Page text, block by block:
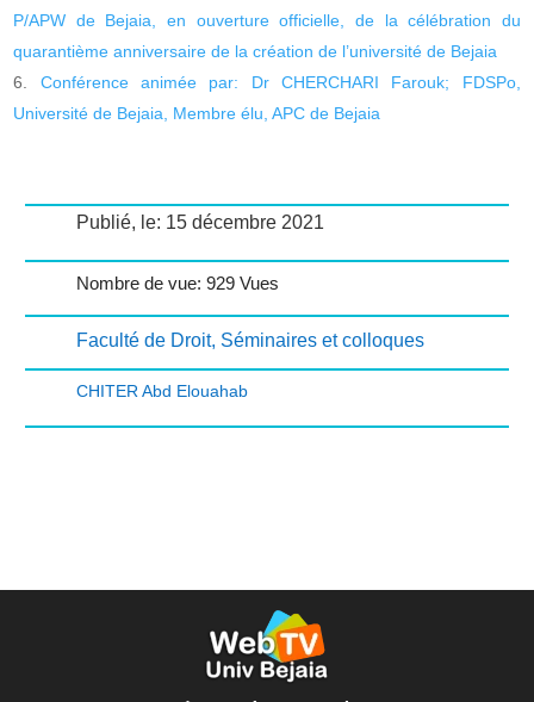
P/APW de Bejaia, en ouverture officielle, de la célébration du
quarantième anniversaire de la création de l’université de Bejaia
Conférence animée par: Dr CHERCHARI Farouk; FDSPo,
Université de Bejaia, Membre élu, APC de Bejaia
Publié, le: 15 décembre 2021
Nombre de vue: 929 Vues
Faculté de Droit, Séminaires et colloques
CHITER Abd Elouahab